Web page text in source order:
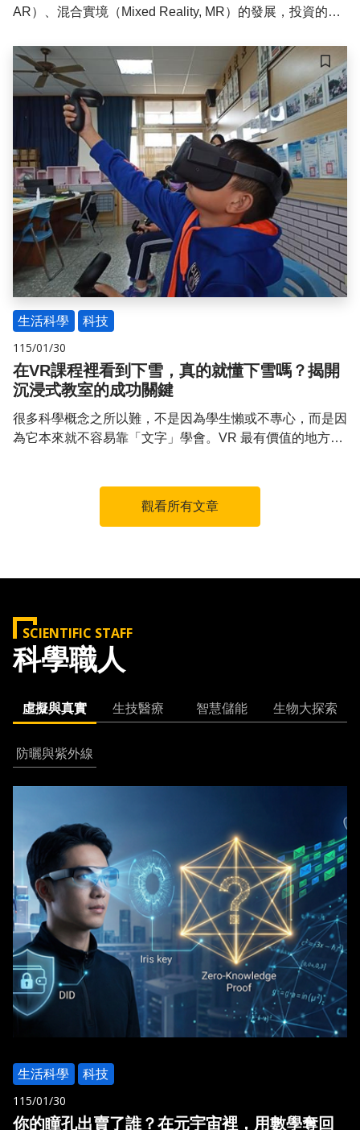
AR）、混合實境（Mixed Reality, MR）的發展，投資的業
程進度，甚至優先體驗完工的效果。
儲存
生活科學 科技
115/01/30
在VR課程裡看到下雪，真的就懂下雪嗎？揭開
沉浸式教室的成功關鍵
很多科學概念之所以難，不是因為學生懶或不專心，而是因
為它本來就不容易靠「文字」學會。VR 最有價值的地方，
觀看所有文章
SCIENTIFIC STAFF
科學職人
虛擬與真實
生活科學 科技
115/01/30
你的瞳孔出賣了誰？在元宇宙裡，用數學奪回
生技醫療 智慧儲能 生物大探索
防曬與紫外線